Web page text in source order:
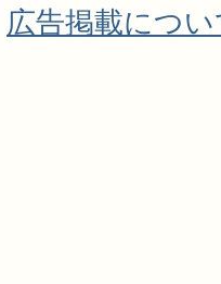
広告掲載につ